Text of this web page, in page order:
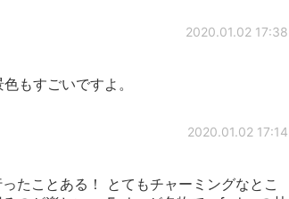
2020.01.02 17:38
もすごいですよ。
2020.01.02 17:14
たことある！ とてもチャーミングなとこ